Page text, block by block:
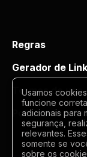
Regras
Gerador de Link
Termos de uso
Politica de
Usamos
funcione
adicionais para
segurança,
relevantes.
somente se
sobre os